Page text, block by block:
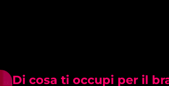
Di cosa ti occupi per il